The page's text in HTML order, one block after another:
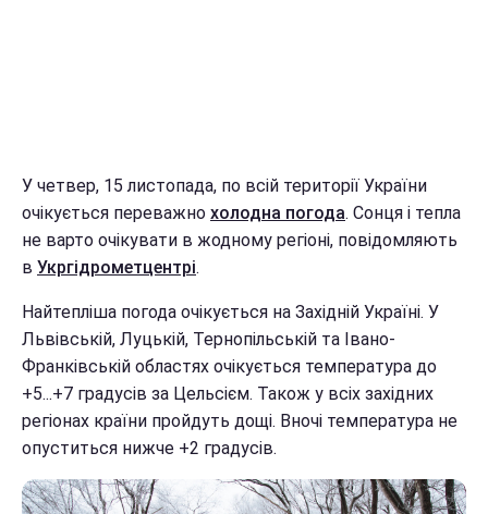
У четвер, 15 листопада, по всій території України
очікується переважно холодна погода. Сонця і тепла
не варто очікувати в жодному регіоні, повідомляють
в Укргідрометцентрі.
Найтепліша погода очікується на Західній Україні. У
Львівській, Луцькій, Тернопільській та Івано-
Франківській областях очікується температура до
+5...+7 градусів за Цельсієм. Також у всіх західних
регіонах країни пройдуть дощі. Вночі температура не
опуститься нижче +2 градусів.